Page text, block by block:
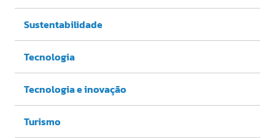
Sustentabilidade
Tecnologia
Tecnologia e inovação
Turismo